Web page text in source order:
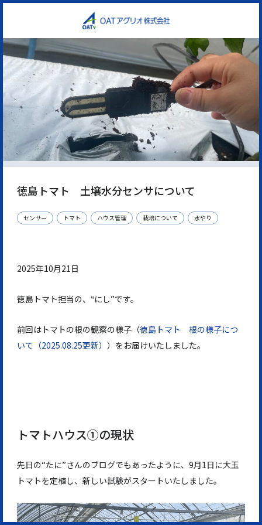
徳島トマト 土壌水分センサについて
センサー トマト ハウス管理 栽培について 水やり
2025年10月21日
徳島トマト担当の、‟にし”です。
前回はトマトの根の観察の様子（徳島トマト 根の様子につ
いて（2025.08.25更新） ）をお届けいたしました。
トマトハウス➀の現状
先日の“たに”さんのブログでもあったように、9月1日に大玉
トマトを定植し、新しい試験がスタートいたしました。